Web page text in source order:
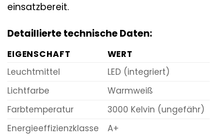
einsatzbereit.
Detaillierte technische Daten:
EIGENSCHAFT
WERT
Leuchtmittel
LED (integriert)
Lichtfarbe
Warmweiß
Farbtemperatur
3000 Kelvin (ungefähr)
Energieeffizienzklasse
A+